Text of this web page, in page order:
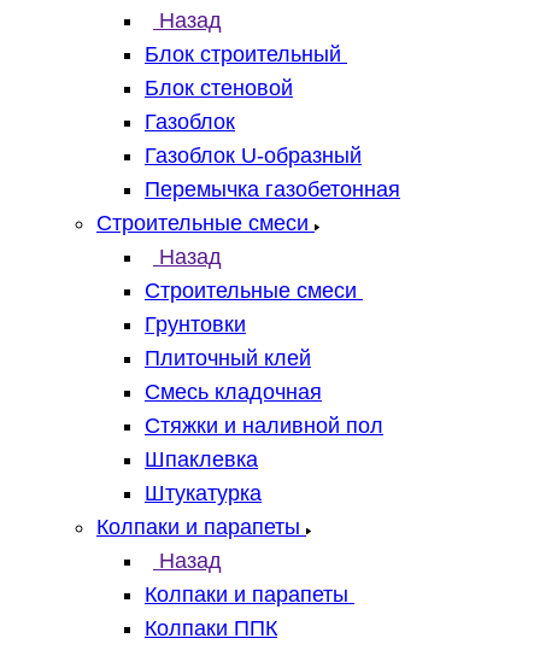
Назад
Блок строительный
Блок стеновой
Газоблок
Газоблок U-образный
Перемычка газобетонная
Строительные смеси
Назад
Строительные смеси
Грунтовки
Плиточный клей
Смесь кладочная
Стяжки и наливной пол
Шпаклевка
Штукатурка
Колпаки и парапеты
Назад
Колпаки и парапеты
Колпаки ППК